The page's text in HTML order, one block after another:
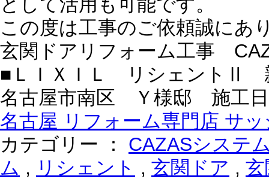
この度は工事のご依頼誠にあ
玄関ドアリフォーム工事
■ＬＩＸＩＬ リシェントⅡ
名古屋市南区 Ｙ様邸 施工日
名古屋 リフォーム専門店 サ
カテゴリー ： CAZASシステ
ム , リシェント , 玄関ドア ,